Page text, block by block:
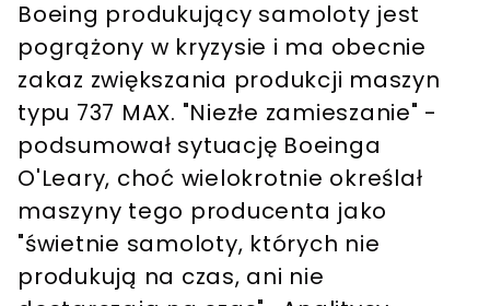
Boeing produkujący samoloty jest
pogrążony w kryzysie i ma obecnie
zakaz zwiększania produkcji maszyn
typu 737 MAX. "Niezłe zamieszanie" -
podsumował sytuację Boeinga
O'Leary, choć wielokrotnie określał
maszyny tego producenta jako
"świetnie samoloty, których nie
produkują na czas, ani nie